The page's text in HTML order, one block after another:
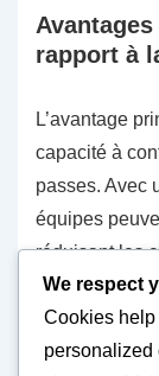
rapport à
L’avantage
capacité à
passes. Avec
équipes
réduisant les
formation est
de passes
tentatives, où
We respect
Cookies
personalized